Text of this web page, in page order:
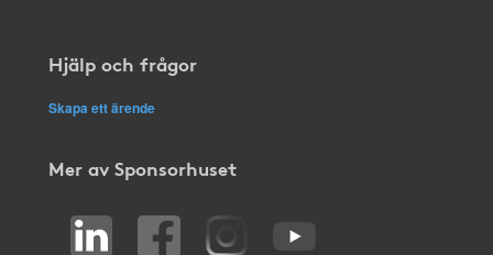
Hjälp och frågor
Skapa ett ärende
Mer av Sponsorhuset